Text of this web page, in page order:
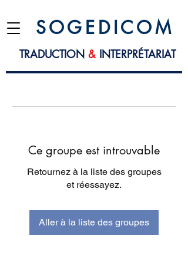
S O G E D I C O M
TRADUCTION &INTERPRÉTARIAT
Ce groupe est introuvable
Retournez à la liste des groupes
et réessayez.
Aller à la liste des groupes